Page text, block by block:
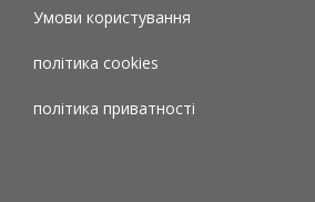
Умови користування
політика cookies
політика приватності